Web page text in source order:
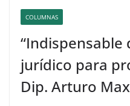
COLUMNAS
jurídico para
Dip. Arturo